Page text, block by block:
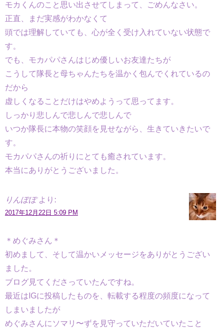
モカくんのこと思い出させてしまって、ごめんなさい。
正直、まだ実感がわかなくて
頭では理解していても、心が全く受け入れていない状態で
す。
でも、モカパパさんはじめ優しいお友達たちが
こうして隊長と母ちゃんたちを温かく包んでくれているの
だから
虚しくなることだけはやめようって思ってます。
しっかり悲しんで悲しんで悲しんで
いつか隊長に本物の笑顔を見せながら、生きていきたいで
す。
モカパパさんの祈りにとても癒されています。
本当にありがとうございました。
りんぽぽ より:
2017年12月22日 5:09 PM
＊めぐみさん＊
初めまして、そして温かいメッセージをありがとうござい
ました。
ブログ見てくださっていたんですね。
最近はIGに投稿したものを、転載する程度の頻度になって
しまいましたが
めぐみさんにソマリ〜ずを見守っていただいていたこと